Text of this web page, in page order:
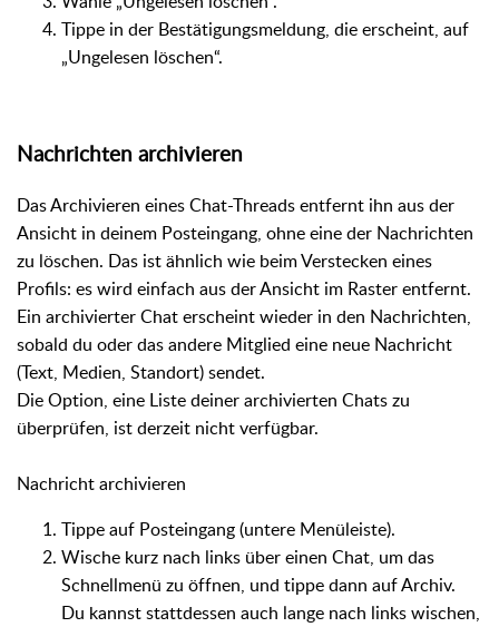
Tippe in der Bestätigungsmeldung, die erscheint, auf
„Ungelesen löschen“.
Nachrichten archivieren
Das Archivieren eines Chat-Threads entfernt ihn aus der
Ansicht in deinem Posteingang, ohne eine der Nachrichten
zu löschen. Das ist ähnlich wie beim Verstecken eines
Profils: es wird einfach aus der Ansicht im Raster entfernt.
Ein archivierter Chat erscheint wieder in den Nachrichten,
sobald du oder das andere Mitglied eine neue Nachricht
(Text, Medien, Standort) sendet.
Die Option, eine Liste deiner archivierten Chats zu
überprüfen, ist derzeit nicht verfügbar.
Nachricht archivieren
Tippe auf Posteingang (untere Menüleiste).
Wische kurz nach links über einen Chat, um das
Schnellmenü zu öffnen, und tippe dann auf Archiv.
Du kannst stattdessen auch lange nach links wischen,